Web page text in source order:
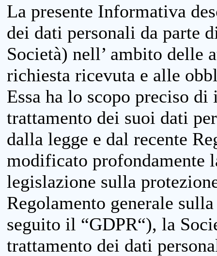
La presente Informativa
dei dati personali da parte
Società) nell’ ambito delle
richiesta ricevuta e alle
Essa ha lo scopo preciso
trattamento dei suoi dati
dalla legge e dal recente
modificato profondamente
legislazione sulla
Regolamento generale
seguito il “GDPR“), la
trattamento dei dati